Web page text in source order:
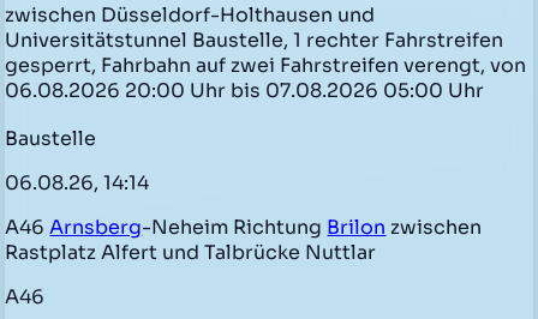
zwischen Düsseldorf-Holthausen und
Universitätstunnel Baustelle, 1 rechter Fahrstreifen
gesperrt, Fahrbahn auf zwei Fahrstreifen verengt, von
06.08.2026 20:00 Uhr bis 07.08.2026 05:00 Uhr
Baustelle
06.08.26, 14:14
A46Arnsberg-Neheim Richtung Brilon zwischen
Rastplatz Alfert und Talbrücke Nuttlar
A46